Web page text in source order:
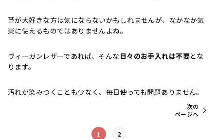
革が大好きな方は気にならないかもしれませんが、なかなか気
楽に使えるものではありませんよね。
ヴィーガンレザーであれば、そんな 日々のお手入れは不要とな
ります。
汚れが染みつくことも少なく、毎日使っても問題ありません。
1 2
次の
ページへ